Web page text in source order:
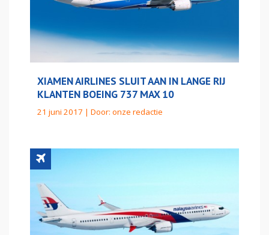
XIAMEN AIRLINES SLUIT AAN IN LANGE RIJ
KLANTEN BOEING 737 MAX 10
21 juni 2017 | Door: onze redactie